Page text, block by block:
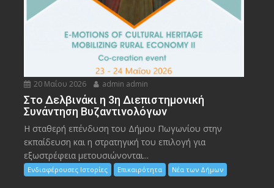
20 Μαΐου 2026 admin admin
Στο Δελβινάκι η 3η Διεπιστημονική
Συνάντηση Βυζαντινολόγων
Η σταθερή επένδυση του Δήμου Πωγωνίου στην
εκπαίδευση και η στρατηγική του επιλογή για
εξωστρέφεια μετουσιώνονται...
Ενδιαφέρουσες Ιστορίες Επικαιρότητα Νέα των Δήμων